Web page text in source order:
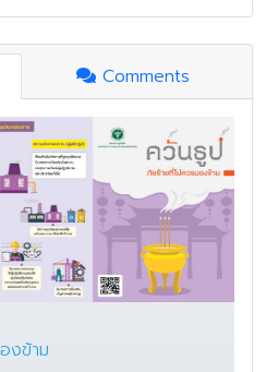
Comments
งข้าม